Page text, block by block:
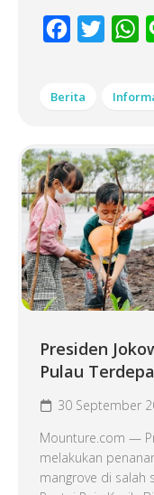
Facebook
Twitter
Berita
Presiden
Pulau
30 September
Mounture.com —
melakukan
mangrove di salah